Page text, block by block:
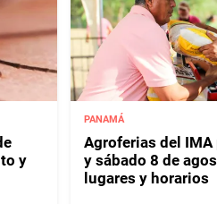
y
PANAMÁ
Agroferias del IMA
y sábado 8 de
lugares y horarios